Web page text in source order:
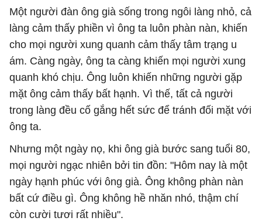
Một người đàn ông già sống trong ngôi làng nhỏ, cả
làng cảm thấy phiền vì ông ta luôn phàn nàn, khiến
cho mọi người xung quanh cảm thấy tâm trạng u
ám. Càng ngày, ông ta càng khiến mọi người xung
quanh khó chịu. Ông luôn khiến những người gặp
mặt ông cảm thấy bất hạnh. Vì thế, tất cả người
trong làng đều cố gắng hết sức để tránh đối mặt với
ông ta.
Nhưng một ngày nọ, khi ông già bước sang tuổi 80,
mọi người ngạc nhiên bởi tin đồn: "Hôm nay là một
ngày hạnh phúc với ông già. Ông không phàn nàn
bất cứ điều gì. Ông không hề nhăn nhó, thậm chí
còn cười tươi rất nhiều".